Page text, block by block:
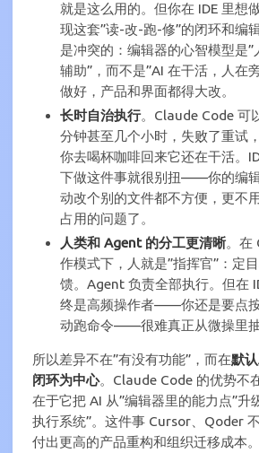
就是这么用的。但你在 IDE 里想
现这套”读-改-跑-修”的闭环和编
是冲突的：编辑器的心智模型是
辅助”，而不是”AI 在干活，人在
做好，产品和界面都得大改。
长时自治执行。Claude Code 可
分钟甚至几个小时，失败了重试
你去喝杯咖啡回来它还在干活。
下做这件事就很别扭——你的编
动改个别的文件都不方便，更不
占用的问题了。
人类和 Agent 的分工更清晰。在
作模式下，人就是”指挥官”：定
馈。Agent 负责全部执行。但在
终是高频操作者——你还是要点
动跑命令——很难真正从微操里抽
所以差异不在”有没有功能”，而在默
闭环为中心。Claude Code 的优势不
在于它把 AI 从”编辑器里的能力点”升
执行系统”。这件事 Cursor、Qoder
付出更高的产品重构和组织迁移成本。